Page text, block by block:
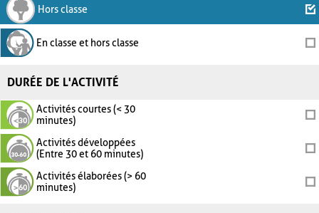
Hors classe
En classe et hors classe
DURÉE DE L'ACTIVITÉ
Activités courtes (< 30
minutes)
Activités développées
(Entre 30 et 60 minutes)
Activités élaborées (> 60
minutes)